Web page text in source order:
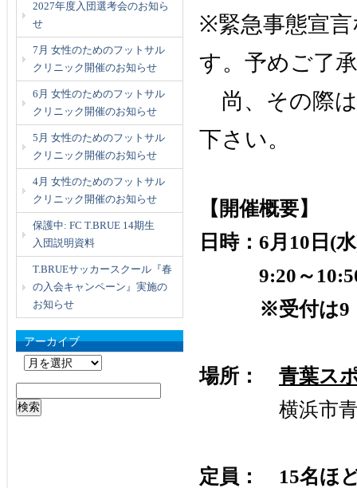
※緊急事態宣
す。予めご了
尚、その際
下さい。
【開催概要】
日時：6月10日(
9:20～
※受付は9：
場所： 青葉ス
横浜市青葉
定員： 15名ほ
2027年度入団選考会のお知ら
せ
7月 女性のためのフットサル
クリニック開催のお知らせ
6月 女性のためのフットサル
クリニック開催のお知らせ
5月 女性のためのフットサル
クリニック開催のお知らせ
4月 女性のためのフットサル
クリニック開催のお知らせ
保護中: FC T.BRUE 14期生
入団説明資料
T.BRUEサッカースクール『春
の入会キャンペーン』実施の
お知らせ
アーカイブ
カ
イ
索: